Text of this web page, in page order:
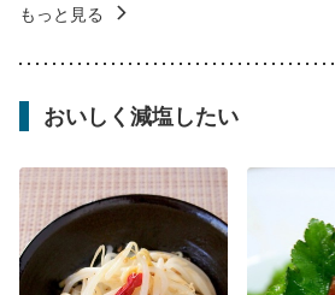
もっと見る
おいしく減塩したい